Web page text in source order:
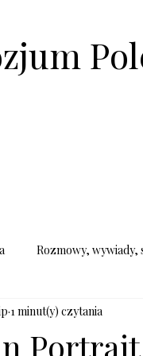
Rozmowy, wywiady,
Portrait
1 minut(y) czytania